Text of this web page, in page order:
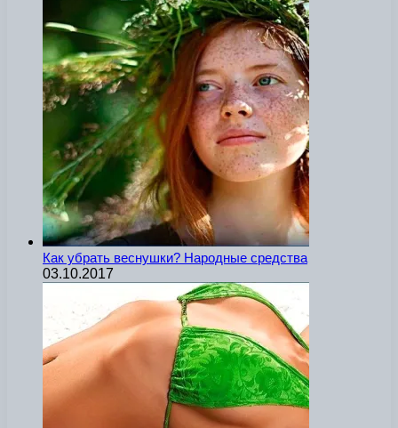
Как убрать веснушки? Народные средства
03.10.2017